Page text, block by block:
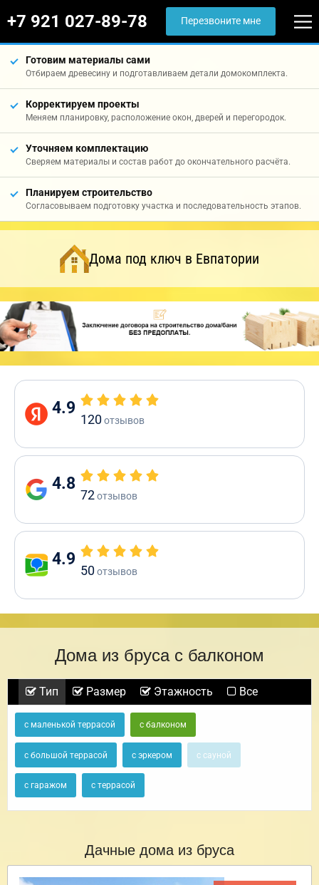
+7 921 027-89-78 Перезвоните мне
Готовим материалы сами
Отбираем древесину и подготавливаем детали домокомплекта.
Корректируем проекты
Меняем планировку, расположение окон, дверей и перегородок.
Уточняем комплектацию
Сверяем материалы и состав работ до окончательного расчёта.
Планируем строительство
Согласовываем подготовку участка и последовательность этапов.
Дома под ключ в Евпатории
4.9
120отзывов
4.8
72отзывов
4.9
50отзывов
Дома из бруса с балконом
Тип Размер Этажность Все
с маленькой террасой с балконом
с большой террасой с эркером с сауной
с гаражом с террасой
Дачные дома из бруса